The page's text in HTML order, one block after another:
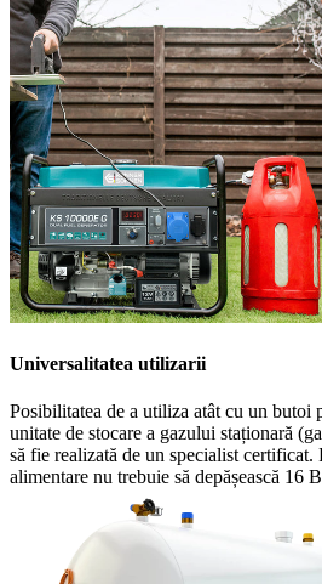
Universalitatea utilizarii
Posibilitatea de a utiliza atât cu un butoi
unitate de stocare a gazului staționară
să fie realizată de un specialist certificat.
alimentare nu trebuie să depășească 16